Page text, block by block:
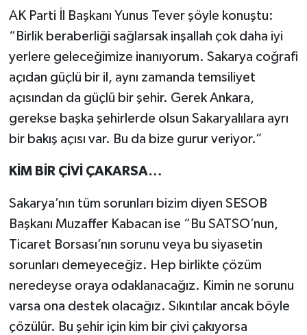
AK Parti İl Başkanı Yunus Tever şöyle konuştu:
“Birlik beraberliği sağlarsak inşallah çok daha iyi
yerlere geleceğimize inanıyorum. Sakarya coğrafi
açıdan güçlü bir il, aynı zamanda temsiliyet
açısından da güçlü bir şehir. Gerek Ankara,
gerekse başka şehirlerde olsun Sakaryalılara ayrı
bir bakış açısı var. Bu da bize gurur veriyor.”
KİM BİR ÇİVİ ÇAKARSA…
Sakarya’nın tüm sorunları bizim diyen SESOB
Başkanı Muzaffer Kabacan ise “Bu SATSO’nun,
Ticaret Borsası’nın sorunu veya bu siyasetin
sorunları demeyeceğiz. Hep birlikte çözüm
neredeyse oraya odaklanacağız. Kimin ne sorunu
varsa ona destek olacağız. Sıkıntılar ancak böyle
çözülür. Bu şehir için kim bir çivi çakıyorsa